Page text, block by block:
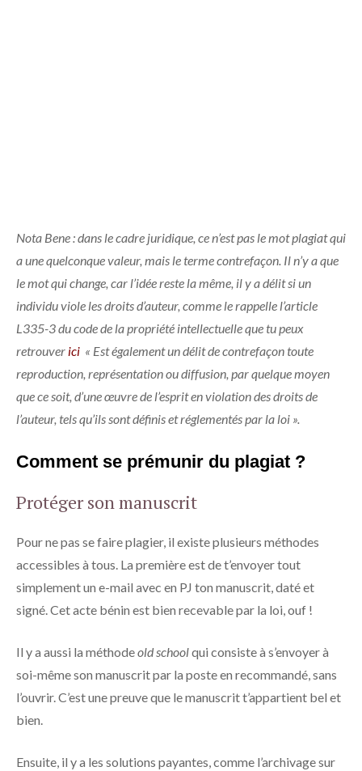
Nota Bene : dans le cadre juridique, ce n’est pas le mot plagiat qui
a une quelconque valeur, mais le terme contrefaçon. Il n’y a que
le mot qui change, car l’idée reste la même, il y a délit si un
individu viole les droits d’auteur, comme le rappelle l’article
L335-3 du code de la propriété intellectuelle que tu peux
retrouver ici « Est également un délit de contrefaçon toute
reproduction, représentation ou diffusion, par quelque moyen
que ce soit, d’une œuvre de l’esprit en violation des droits de
l’auteur, tels qu’ils sont définis et réglementés par la loi ».
Comment se prémunir du plagiat ?
Protéger son manuscrit
Pour ne pas se faire plagier, il existe plusieurs méthodes
accessibles à tous. La première est de t’envoyer tout
simplement un e-mail avec en PJ ton manuscrit, daté et
signé. Cet acte bénin est bien recevable par la loi, ouf !
Il y a aussi la méthodeold schoolqui consiste à s’envoyer à
soi-même son manuscrit par la poste en recommandé, sans
l’ouvrir. C’est une preuve que le manuscrit t’appartient bel et
bien.
Ensuite, il y a les solutions payantes, comme l’archivage sur